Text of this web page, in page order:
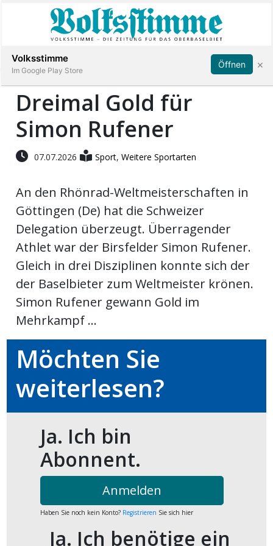
Immobilien
Veranstaltungen
Stellen
E-
Paper
App
Fussball
Abonnieren Anmelden
Dreimal Gold für
Simon Rufener
07.07.2026 Sport,Weitere Sportarten
An den Rhönrad-Weltmeisterschaften in
Göttingen (De) hat die Schweizer
Delegation überzeugt. Überragender
Athlet war der Birsfelder Simon Rufener.
Gleich in drei Disziplinen konnte sich der
der Baselbieter zum Weltmeister krönen.
Simon Rufener gewann Gold im
Mehrkampf ...
Möchten Sie
weiterlesen?
Ja. Ich bin
Abonnent.
Anmelden
Haben Sie noch kein Konto? Registrieren Sie sich hier
Ja. Ich benötige ein
Volksstimme
Im Google Play Store
Öffnen ×